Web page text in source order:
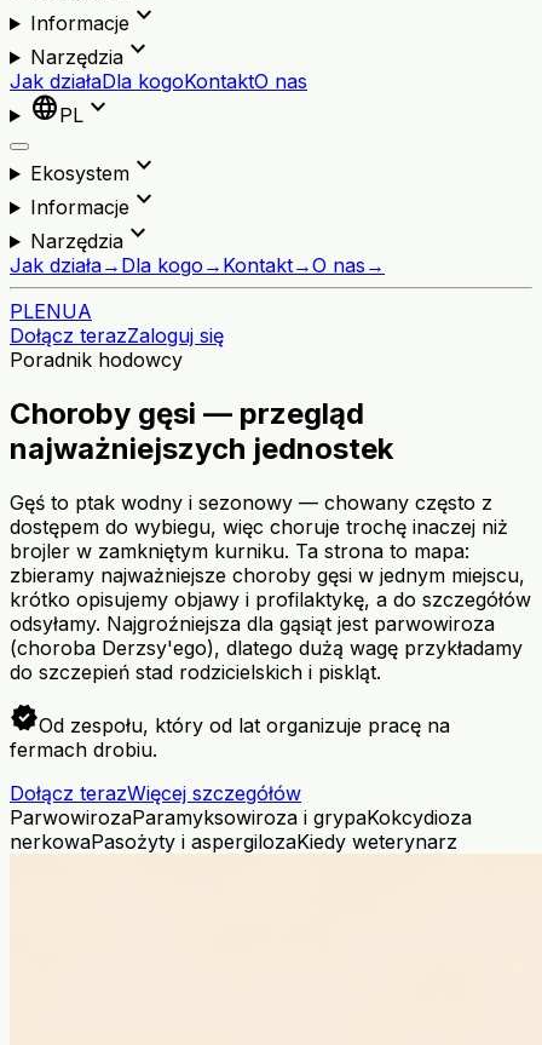
Informacjeexpand_more
Narzędziaexpand_more
Jak działaDla kogoKontaktO nas
languagePL expand_more
Ekosystemexpand_more
Informacjeexpand_more
Narzędziaexpand_more
Jak działa→ Dla kogo → Kontakt→O nas →
PLENUA
Dołącz terazZaloguj się
Poradnik hodowcy
Choroby gęsi — przegląd
najważniejszych jednostek
Gęś to ptak wodny i sezonowy — chowany często z
dostępem do wybiegu, więc choruje trochę inaczej niż
brojler w zamkniętym kurniku. Ta strona to mapa:
zbieramy najważniejsze choroby gęsi w jednym miejscu,
krótko opisujemy objawy i profilaktykę, a do szczegółów
odsyłamy. Najgroźniejsza dla gąsiąt jest parwowiroza
(choroba Derzsy'ego), dlatego dużą wagę przykładamy
do szczepień stad rodzicielskich i piskląt.
verifiedOd zespołu, który od lat organizuje pracę na
fermach drobiu.
Dołącz terazWięcej szczegółów
ParwowirozaParamyksowiroza i grypaKokcydioza
nerkowaPasożyty i aspergilozaKiedy weterynarz